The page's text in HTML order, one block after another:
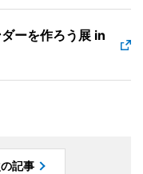
ーを作ろう展 in
記事